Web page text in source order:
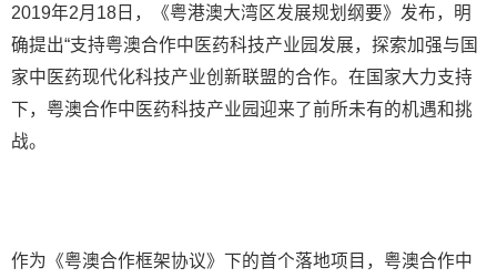
2019年2月18日，《粤港澳大湾区发展规划纲要》发布，明
确提出“支持粤澳合作中医药科技产业园发展，探索加强与国
家中医药现代化科技产业创新联盟的合作。在国家大力支持
下，粤澳合作中医药科技产业园迎来了前所未有的机遇和挑
战。
作为《粤澳合作框架协议》下的首个落地项目，粤澳合作中